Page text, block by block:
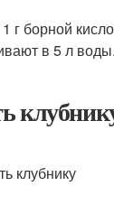
г борной
в 5 л